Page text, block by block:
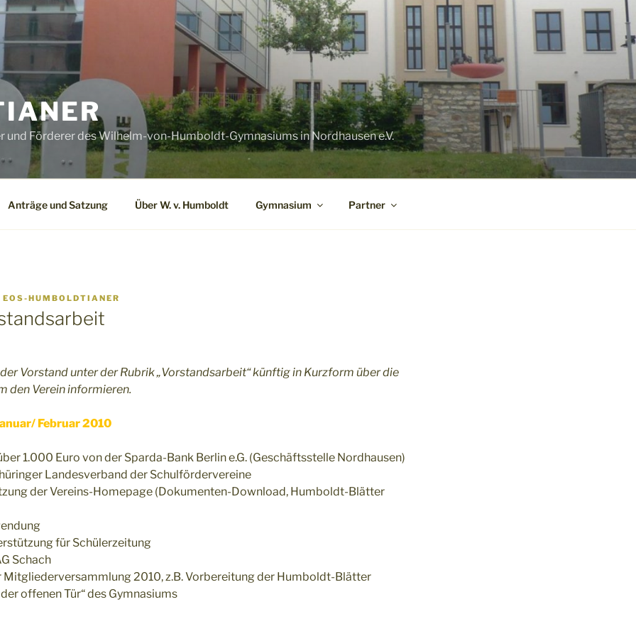
und Förderer des Wilhelm-von-Humboldt-Gymnasiums in Nordhausen e.V.
Anträge und Satzung Über W. v. Humboldt Gymnasium Partner
EOS-HUMBOLDTIANER
Vorstand unter der Rubrik „Vorstandsarbeit“ künftig in Kurzform über die
den Verein informieren.
Februar 2010
1.000 Euro von der Sparda-Bank Berlin e.G. (Geschäftsstelle Nordhausen)
Landesverband der Schulfördervereine
der Vereins-Homepage (Dokumenten-Download, Humboldt-Blätter
für Schülerzeitung
Schach
Mitgliederversammlung 2010, z.B. Vorbereitung der Humboldt-Blätter
offenen Tür“ des Gymnasiums